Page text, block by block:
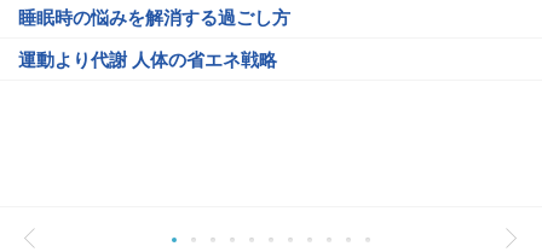
睡眠時の悩みを解消する過ごし方
運動より代謝 人体の省エネ戦略